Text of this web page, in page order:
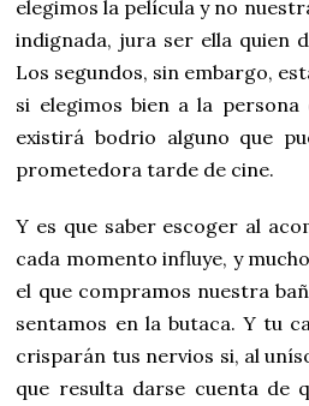
elegimos la película y no
indignada, jura ser ella quien
Los segundos, sin embargo,
si elegimos bien a la persona
existirá bodrio alguno que
prometedora tarde de cine.
Y es que saber escoger al
cada momento influye, y
el que compramos nuestra
sentamos en la butaca. Y tu
crisparán tus nervios si, al
que resulta darse cuenta de